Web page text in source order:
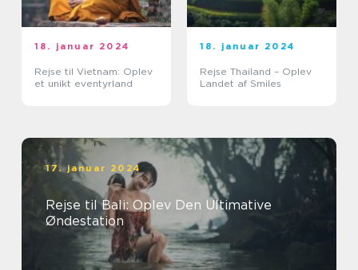
18. januar 2024
Rejse til Vietnam: Oplev
et unikt eventyrland
18. januar 2024
Rejse Thailand – Oplev
Landet af Smiles
17. januar 2024
Rejse til Bali: Oplev Den Ultimative
Øndestation